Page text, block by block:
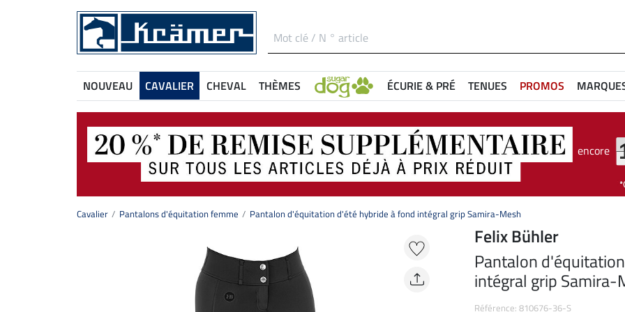
NOUVEAU CAVALIER CHEVAL THÈMES ÉCURIE & PRÉ TENUES PROMOS
encore
Cavalier Pantalons d'équitation femme Pantalon d'équitation d'été hybride à fond intégral grip Samira-Mesh
Felix Bühler
Pantalon
intégral grip Samira-
Référence: 810676-36-S